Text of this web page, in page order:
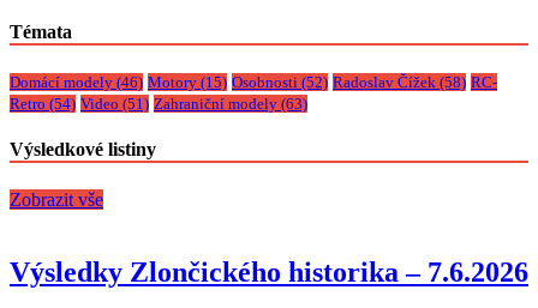
Témata
Domácí modely (46) Motory (15) Osobnosti (52) Radoslav Čížek (58) RC-
Retro (54) Video (51) Zahraniční modely (63)
Výsledkové listiny
Zobrazit vše
Výsledky Zlončického historika – 7.6.2026